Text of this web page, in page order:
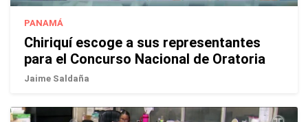
PANAMÁ
Chiriquí escoge a sus representantes
para el Concurso Nacional de Oratoria
Jaime Saldaña